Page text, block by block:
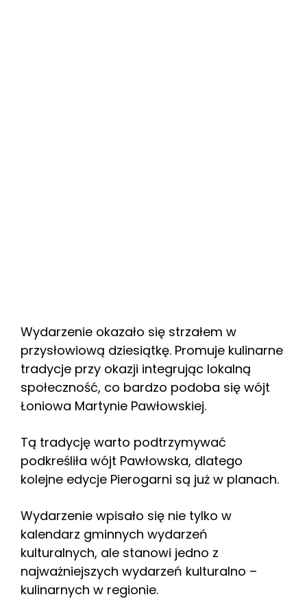
Wydarzenie okazało się strzałem w
przysłowiową dziesiątkę. Promuje kulinarne
tradycje przy okazji integrując lokalną
społeczność, co bardzo podoba się wójt
Łoniowa Martynie Pawłowskiej.
Tą tradycję warto podtrzymywać
podkreśliła wójt Pawłowska, dlatego
kolejne edycje Pierogarni są już w planach.
Wydarzenie wpisało się nie tylko w
kalendarz gminnych wydarzeń
kulturalnych, ale stanowi jedno z
najważniejszych wydarzeń kulturalno –
kulinarnych w regionie.